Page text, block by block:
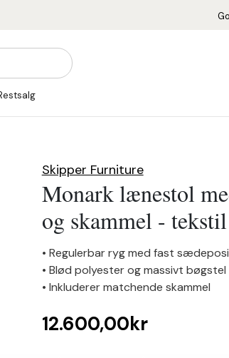
Restsalg
Skipper Furniture
Monark lænestol
og skammel - tekstil
• Regulerbar ryg med fast
• Blød polyester og massivt bøgstel
• Inkluderer matchende skammel
12.600,00kr